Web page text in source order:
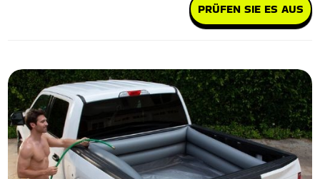
PRÜFEN SIE ES AUS